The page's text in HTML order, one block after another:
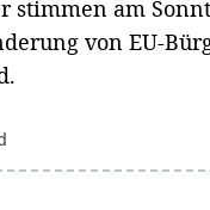
stimmen am
von EU-